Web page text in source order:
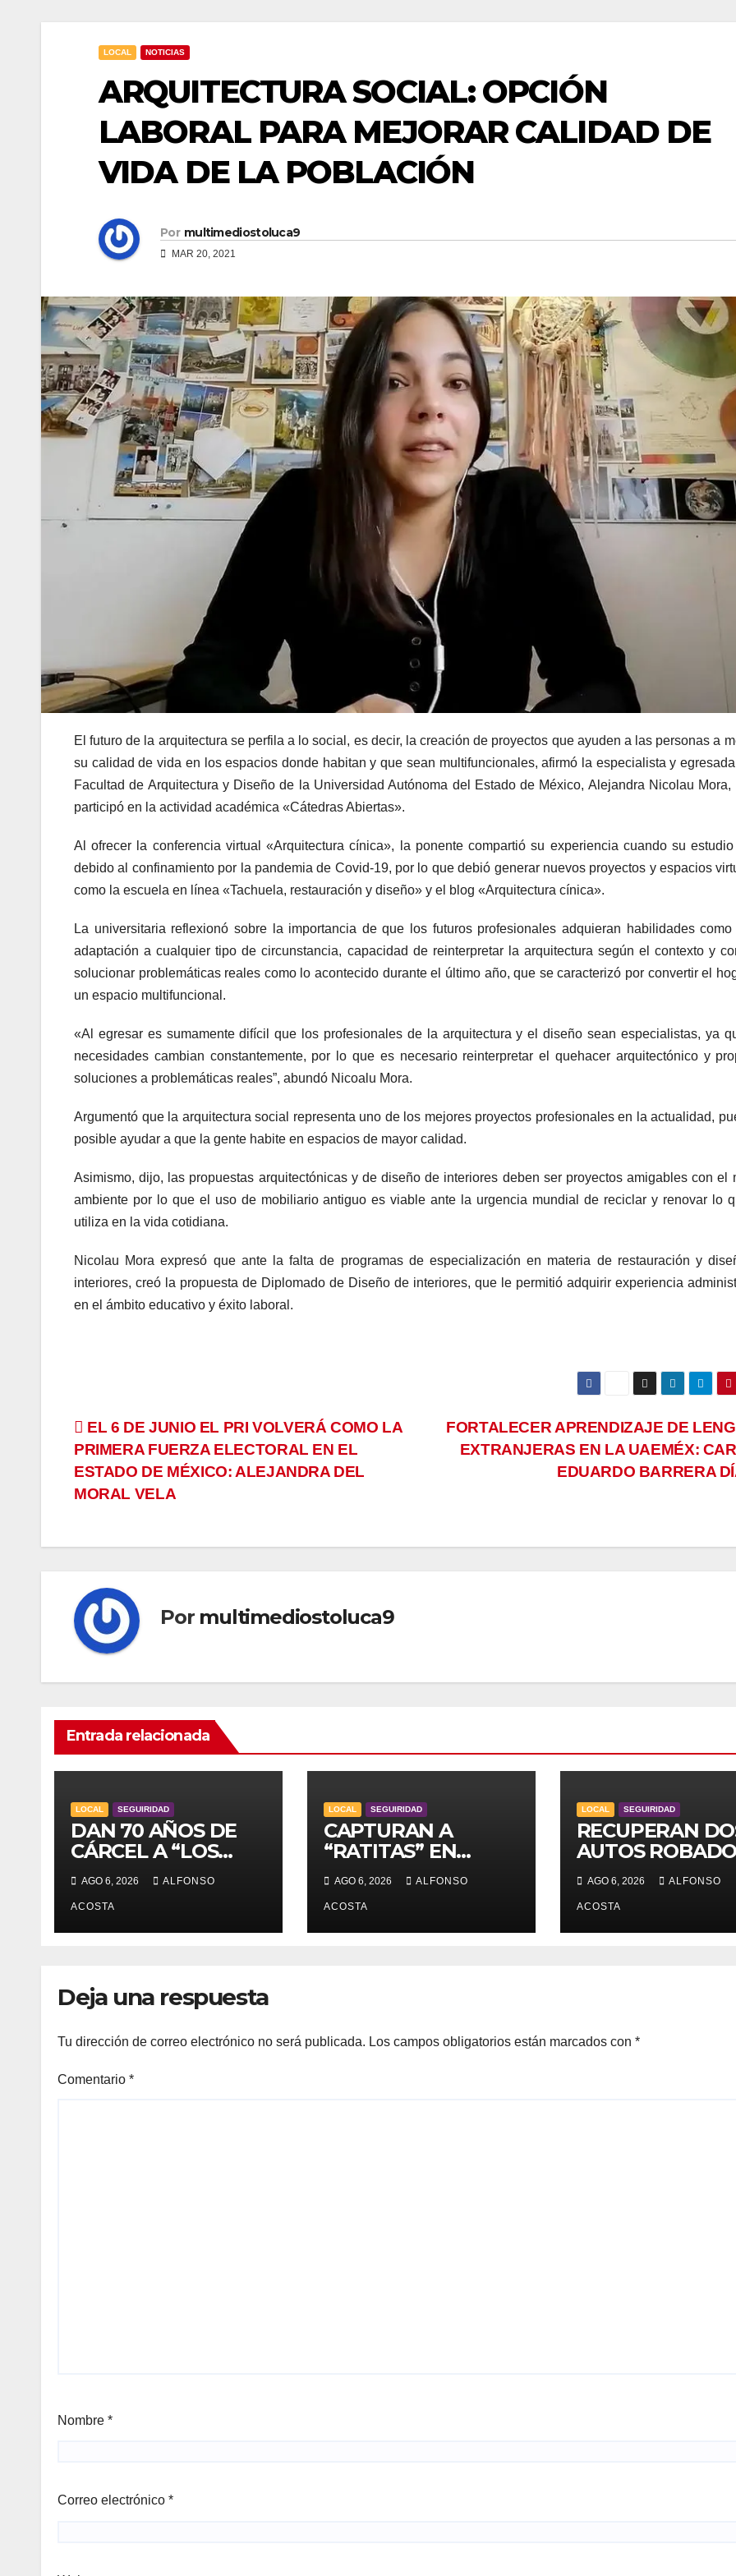
LOCAL NOTICIAS
ARQUITECTURA SOCIAL: OPCIÓN
LABORAL PARA MEJORAR CALIDAD DE
VIDA DE LA POBLACIÓN
Por multimediostoluca9
MAR 20, 2021
El futuro de la arquitectura se perfila a lo social, es decir, la creación de proyectos que ayuden a las personas a
su calidad de vida en los espacios donde habitan y que sean multifuncionales, afirmó la especialista y
Facultad de Arquitectura y Diseño de la Universidad Autónoma del Estado de México, Alejandra Nicolau Mora,
participó en la actividad académica «Cátedras Abiertas».
Al ofrecer la conferencia virtual «Arquitectura cínica», la ponente compartió su experiencia cuando su
debido al confinamiento por la pandemia de Covid-19, por lo que debió generar nuevos proyectos y espacios
como la escuela en línea «Tachuela, restauración y diseño» y el blog «Arquitectura cínica».
La universitaria reflexionó sobre la importancia de que los futuros profesionales adquieran habilidades
adaptación a cualquier tipo de circunstancia, capacidad de reinterpretar la arquitectura según el contexto y
solucionar problemáticas reales como lo acontecido durante el último año, que se caracterizó por convertir el
un espacio multifuncional.
«Al egresar es sumamente difícil que los profesionales de la arquitectura y el diseño sean especialistas, ya
necesidades cambian constantemente, por lo que es necesario reinterpretar el quehacer arquitectónico y
soluciones a problemáticas reales”, abundó Nicoalu Mora.
Argumentó que la arquitectura social representa uno de los mejores proyectos profesionales en la actualidad,
posible ayudar a que la gente habite en espacios de mayor calidad.
Asimismo, dijo, las propuestas arquitectónicas y de diseño de interiores deben ser proyectos amigables con el
ambiente por lo que el uso de mobiliario antiguo es viable ante la urgencia mundial de reciclar y renovar lo
utiliza en la vida cotidiana.
Nicolau Mora expresó que ante la falta de programas de especialización en materia de restauración y
interiores, creó la propuesta de Diplomado de Diseño de interiores, que le permitió adquirir experiencia
en el ámbito educativo y éxito laboral.
Navegación
de
entradas
FORTALECER APRENDIZAJE DE
EXTRANJERAS EN LA UAEMÉX:
EDUARDO BARRERA
EL 6 DE JUNIO EL PRI VOLVERÁ COMO LA
PRIMERA FUERZA ELECTORAL EN EL
ESTADO DE MÉXICO: ALEJANDRA DEL
MORAL VELA
Por multimediostoluca9
Entrada relacionada
LOCAL SEGUIRIDAD
DAN 70 AÑOS DE
CÁRCEL A “LOS
JOCKERS”
AGO 6, 2026 ALFONSO
ACOSTA
LOCAL SEGUIRIDAD
CAPTURAN A
“RATITAS” EN
TOLUCA
AGO 6, 2026 ALFONSO
ACOSTA
LOCAL SEGUIRIDAD
RECUPERAN
AUTOS
AGO 6, 2026 ALFONSO
ACOSTA
Deja una respuesta
Tu dirección de correo electrónico no será publicada. Los campos obligatorios están marcados con *
Comentario *
Nombre *
Correo electrónico *